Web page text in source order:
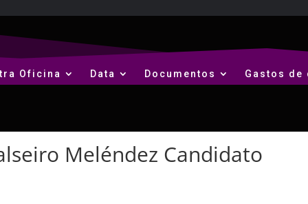
Oficina Data Documentos Gastos
Meléndez Candidato